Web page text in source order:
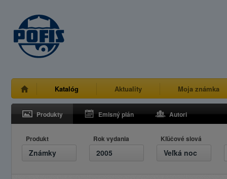
Katalóg Aktuality Moja známka
Produkty Emisný plán Autori
Produkt
Známky
Rok vydania
2005
Kľúčové slová
Veľká noc